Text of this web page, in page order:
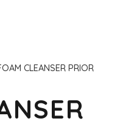
CLEANSER PRIOR